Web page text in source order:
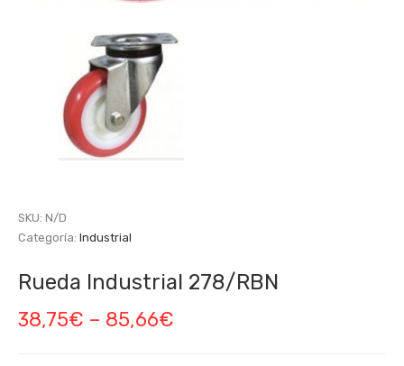
SKU: N/D
Categoría: Industrial
Rueda Industrial 278/RBN
38,75€ – 85,66€